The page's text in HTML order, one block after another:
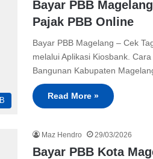
Bayar PBB
Pajak PBB Online
Bayar PBB Magelang – Cek
melalui Aplikasi Kiosbank.
Bangunan Kabupaten
Read More »
Maz Hendro 29/03/2026
Bayar PBB Kota